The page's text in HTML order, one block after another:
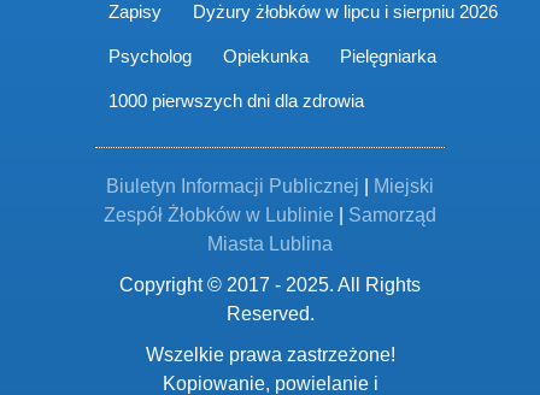
Zapisy Dyżury żłobków w lipcu i sierpniu 2026
Psycholog Opiekunka Pielęgniarka
1000 pierwszych dni dla zdrowia
Biuletyn Informacji Publicznej
Miejski
Zespół Żłobków w Lublinie
Samorząd
Miasta Lublina
Copyright © 2017 - 2025. All Rights
Reserved.
Wszelkie prawa zastrzeżone!
Kopiowanie, powielanie i